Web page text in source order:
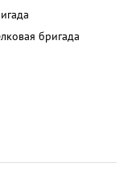
бригада